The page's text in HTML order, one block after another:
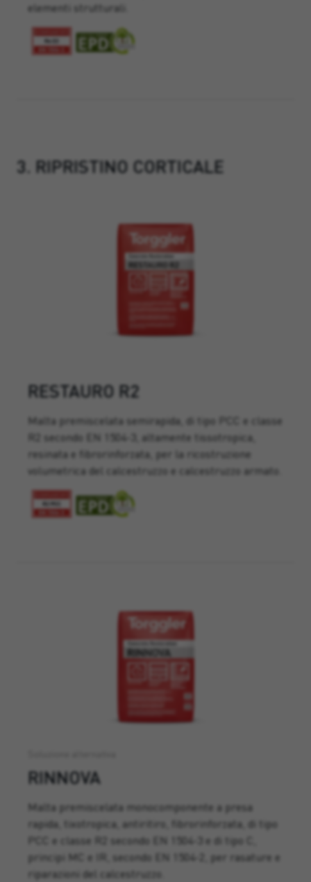
elementi strutturali.
3. RIPRISTINO CORTICALE
RESTAURO R2
Malta premiscelata semirapida, di tipo PCC e classe
R2 secondo EN 1504-3, altamente tissotropica,
resinata e fibrorinforzata, per la ricostruzione
volumetrica del calcestruzzo e calcestruzzo armato.
RINNOVA
Malta premiscelata monocomponente a presa
rapida, tixotropica, antiritiro, fibrorinforzata, di tipo
PCC e classe R2 secondo EN 1504-3 e di tipo C,
principi MC e IR, secondo EN 1504-2, per rasature e
riparazioni del calcestruzzo.